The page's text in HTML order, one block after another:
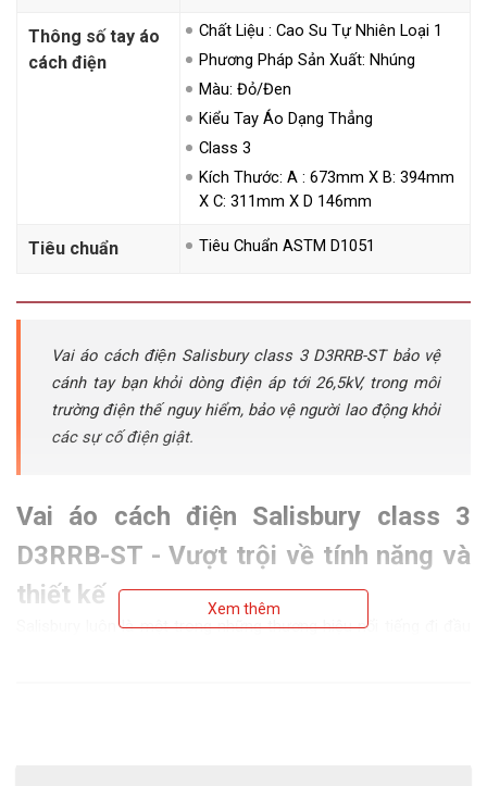
Thông số tay áo
cách điện
Chất Liệu : Cao Su Tự Nhiên Loại 1
Phương Pháp Sản Xuất: Nhúng
Màu: Đỏ/Đen
Kiểu Tay Áo Dạng Thẳng
Class 3
Kích Thước: A : 673mm X B: 394mm
X C: 311mm X D 146mm
Tiêu chuẩn Tiêu Chuẩn ASTM D1051
Vai áo cách điện Salisbury class 3 D3RRB-ST bảo vệ
cánh tay bạn khỏi dòng điện áp tới 26,5kV, trong môi
trường điện thế nguy hiểm, bảo vệ người lao động khỏi
các sự cố điện giật.
Vai áo cách điện Salisbury class 3
D3RRB-ST - Vượt trội về tính năng và
thiết kế
Salisbury luôn là một trong những thương hiệu nổi tiếng đi đầu
Xem thêm